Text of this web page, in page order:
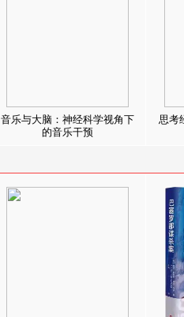
音乐与大脑：神经科学视角下
的音乐干预
思考